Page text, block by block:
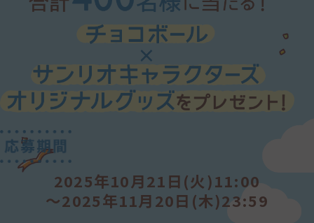
・サーバーの混雑状態によっては応募できない場合が
・本キャンペーン応募時に発生する接続料や通信料
は、応募者のご負担となります。
・お客様からいただいた個人情報は、本キャンペーン
当選者様への賞品の発送及び発送に関するお問い合わ
せのために利用いたします。なお、個人情報を当該業務
の委託に必要な委託先に提供する場合や関係法令によ
第三者に提供することはありません。
・15歳未満の方は保護者の同意を得た上でご応募くだ
さい。
・本キャンペーンの関係者は応募できません。
■当選
2025年10月21日(火)11:00
～2025年11月20日(木)23:59